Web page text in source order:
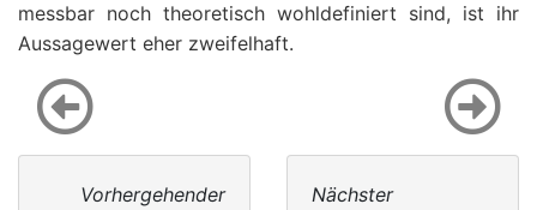
messbar noch theoretisch wohldefiniert sind, ist ihr
Aussagewert eher zweifelhaft.
Vorhergehender
Nächster